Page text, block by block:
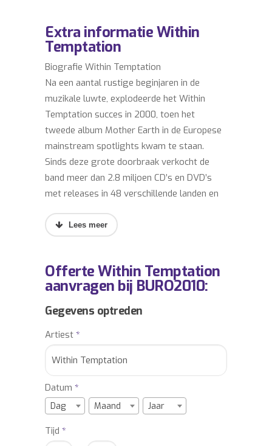
Extra informatie Within
Temptation
Biografie Within Temptation
Na een aantal rustige beginjaren in de
muzikale luwte, explodeerde het Within
Temptation succes in 2000, toen het
tweede album Mother Earth in de Europese
mainstream spotlights kwam te staan.
Sinds deze grote doorbraak verkocht de
band meer dan 2.8 miljoen CD’s en DVD’s
met releases in 48 verschillende landen en
Platina Platen, 4 Export Awards, 2 MTV
Europe Music Awards en 2 World Music
Het langverwachte vijfde studio album van
Within Temptation, getiteld “The
Unforgiving” is eind maart 2011 verschenen
en behaalde inmiddels al de nummer 1 rock
chart positie in de US, Engeland, Frankrijk,
Duitsland, België, Finland, Oostenrijk,
Zweden, Nederland, Portugal en
Zwitserland. De band koos dit keer voor een
conceptalbum gebaseerd op een serie
comics, geschreven door scriptschrijver
Offerte Within Temptation
aanvragen bij BURO2010:
Gegevens optreden
Artiest *
Datum *
Dag Maand Jaar
Tijd *